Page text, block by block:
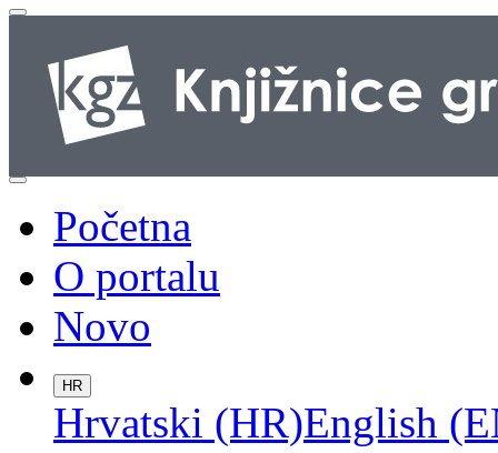
Početna
O portalu
Novo
HR
Hrvatski (HR)English